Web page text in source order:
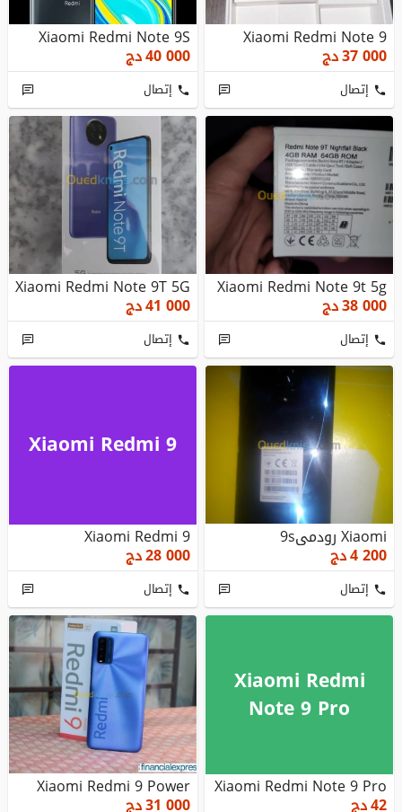
Xiaomi Redmi Note 9
37 000دج
إتصال
Xiaomi Redmi Note 9S
40 000دج
إتصال
Xiaomi Redmi Note 9t 5g
38 000دج
إتصال
Xiaomi Redmi Note 9T 5G
41 000دج
إتصال
Xiaomi رودمى9s
4 200دج
إتصال
Xiaomi Redmi 9
Xiaomi Redmi 9
28 000دج
إتصال
Xiaomi Redmi
Note 9 Pro
Xiaomi Redmi Note 9 Pro
42دج
Xiaomi Redmi 9 Power
31 000دج